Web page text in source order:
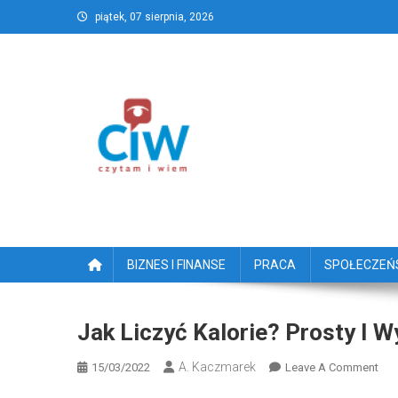
to
piątek, 07 sierpnia, 2026
CzytamiWiem.pl –
BIZNES I FINANSE PRACA
Jak Liczyć Kalorie? Prosty I
15/03/2022 A. Kaczmarek Leave A CommentOn